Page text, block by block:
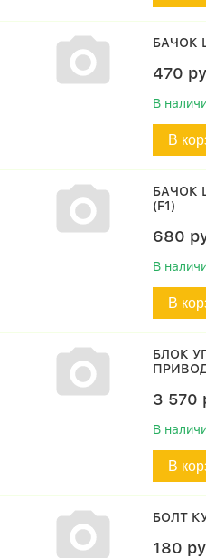
БАЧОК
470
В
В
БАЧОК
(F1)
680
В
В
БЛОК
3 570
В
В
БОЛТ
180